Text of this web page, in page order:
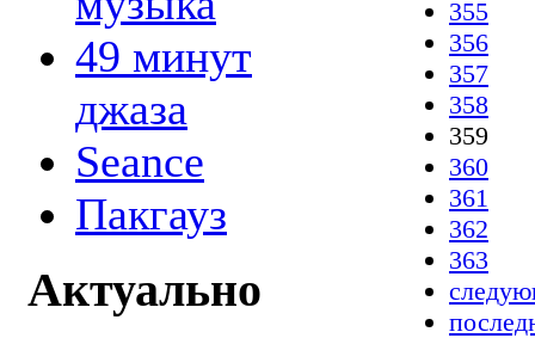
49 минут
джаза
Seance
Пакгауз
Актуально
355
356
357
358
359
360
361
362
363